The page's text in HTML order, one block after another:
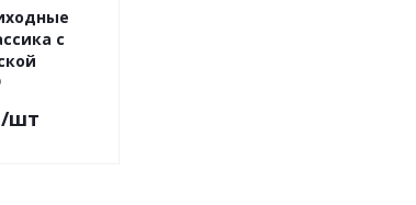
с
/шт